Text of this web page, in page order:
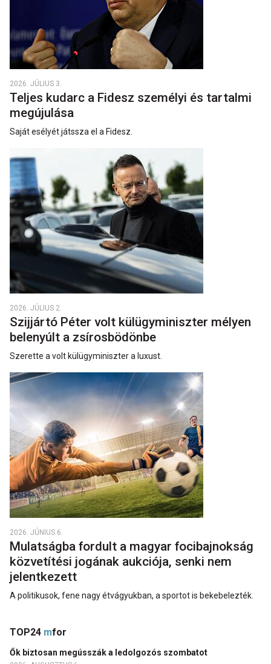
2026. JÚLIUS 3.
Teljes kudarc a Fidesz személyi és tartalmi
megújulása
Saját esélyét játssza el a Fidesz.
2026. JÚLIUS 2.
Szijjártó Péter volt külügyminiszter mélyen
belenyúlt a zsírosbödönbe
Szerette a volt külügyminiszter a luxust.
2026. JÚNIUS 6.
Mulatságba fordult a magyar focibajnokság
közvetítési jogának aukciója, senki nem
jelentkezett
A politikusok, fene nagy étvágyukban, a sportot is bekebelezték.
TOP24 mfor
Ők biztosan megússzák a ledolgozós szombatot